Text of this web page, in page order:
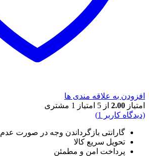
افزودن به علاقه مندی ها
امتیاز 2.00 از 5 امتیاز 1 مشتری
(دیدگاه کاربر
1
)
گارانتی بازگرداندن وجه در صورت
تحویل سریع کالا
پرداخت امن و مطمئن